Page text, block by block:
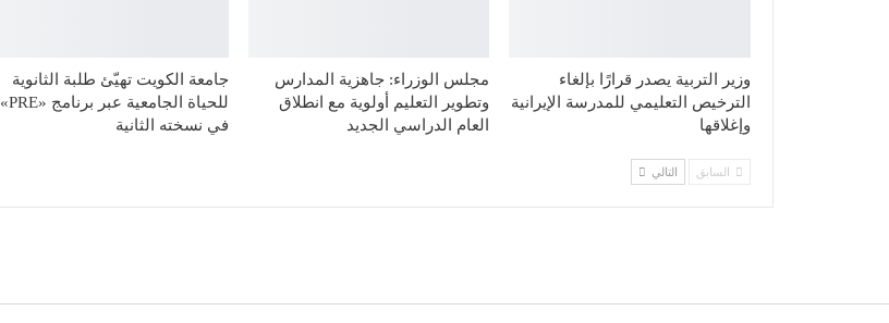
وزير التربية يصدر قرارًا بإلغاء
الترخيص التعليمي للمدرسة الإيرانية
وإغلاقها
مجلس الوزراء: جاهزية المدارس
وتطوير التعليم أولوية مع انطلاق
العام الدراسي الجديد
جامعة الكويت تهيّئ طلبة الثانوية
للحياة الجامعية عبر برنامج «PRE»
في نسخته الثانية
السابق التالي